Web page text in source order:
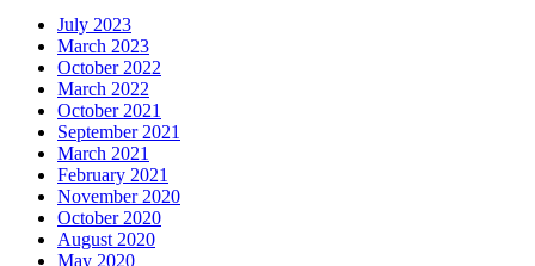
July 2023
March 2023
October 2022
March 2022
October 2021
September 2021
March 2021
February 2021
November 2020
October 2020
August 2020
May 2020